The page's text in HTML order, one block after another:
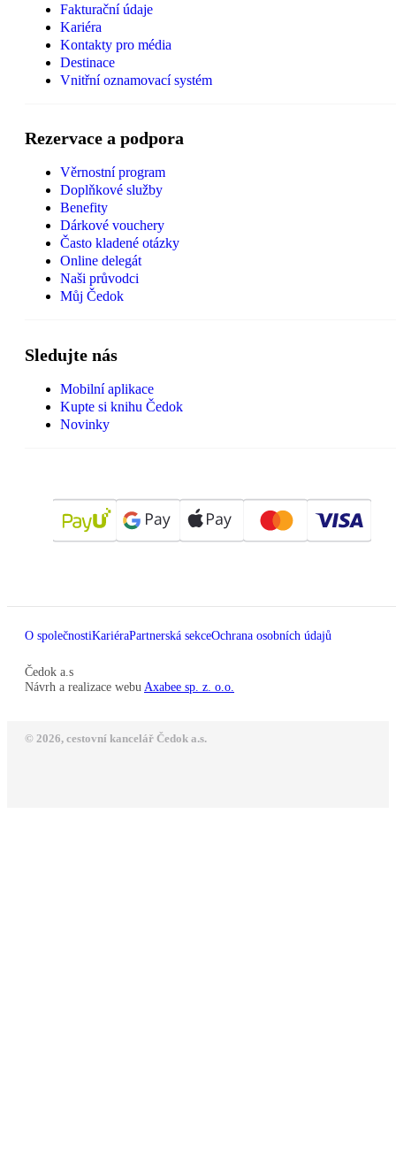
Fakturační údaje
Kariéra
Kontakty pro média
Destinace
Vnitřní oznamovací systém
Rezervace a podpora
Věrnostní program
Doplňkové služby
Benefity
Dárkové vouchery
Často kladené otázky
Online delegát
Naši průvodci
Můj Čedok
Sledujte nás
Mobilní aplikace
Kupte si knihu Čedok
Novinky
O společnostiKariéraPartnerská sekceOchrana osobních údajů
Čedok a.s
Návrh a realizace webu Axabee sp. z. o.o.
© 2026, cestovní kancelář Čedok a.s.